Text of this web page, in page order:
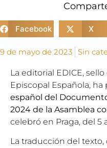
Facebook X
9 de mayo de 2023 Sin
La editorial EDICE,
Episcopal Española,
español del
2024 de la Asamblea
celebró en Praga, del 5
La traducción del